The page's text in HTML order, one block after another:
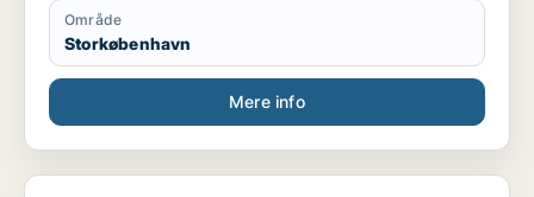
Område
Storkøbenhavn
Mere info